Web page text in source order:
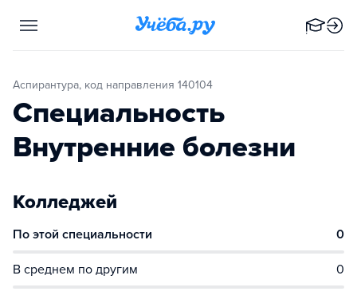
Аспирантура, код направления 140104
Специальность
Внутренние болезни
Колледжей
По этой специальности 0
В среднем по другим 0